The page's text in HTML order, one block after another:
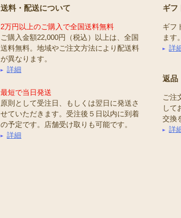
送料・配送について
2万円以上のご購入で全国送料無料
ご購入金額22,000円（税込）以上は、全国
送料無料。地域やご注文方法により配送料
が異なります。
詳細
最短で当日発送
原則として受注日、もしくは翌日に発送さ
せていただきます。受注後５日以内に到着
の予定です。店舗受け取りも可能です。
詳細
ギフ
ギフ
ます
詳
返品
ご注
して
交換
詳